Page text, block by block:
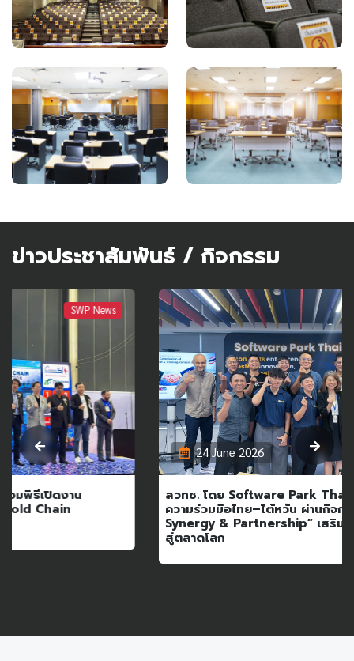
ข่าวประชาสัมพันธ์ / กิจกรรม
SWP Event
24 June 2026
สวทช. โดย Software Park Thailand เปิดเวทีเชื่อมโยง
ความร่วมมือไทย–ไต้หวัน ผ่านกิจกรรม “SWP Event:
Synergy & Partnership” เสริมโอกาสธุรกิจและนวัตกรรม